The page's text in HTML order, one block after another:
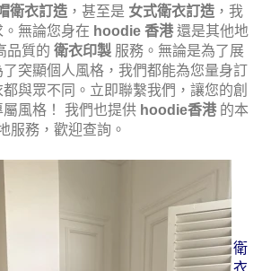
衛衣訂造，甚至是 女式衛衣訂造，我
無論您身在 hoodie 香港還是其他地
品質的 衛衣印製 服務。無論是為了展
突顯個人風格，我們都能為您量身訂
與眾不同。立即聯繫我們，讓您的創
風格！ 我們也提供 hoodie香港的本
服務，歡迎查詢。
衛
衣